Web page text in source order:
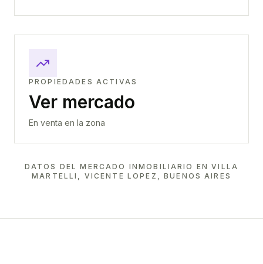
PROPIEDADES ACTIVAS
Ver mercado
En venta en la zona
DATOS DEL MERCADO INMOBILIARIO ENVILLA
MARTELLI, VICENTE LOPEZ, BUENOS AIRES